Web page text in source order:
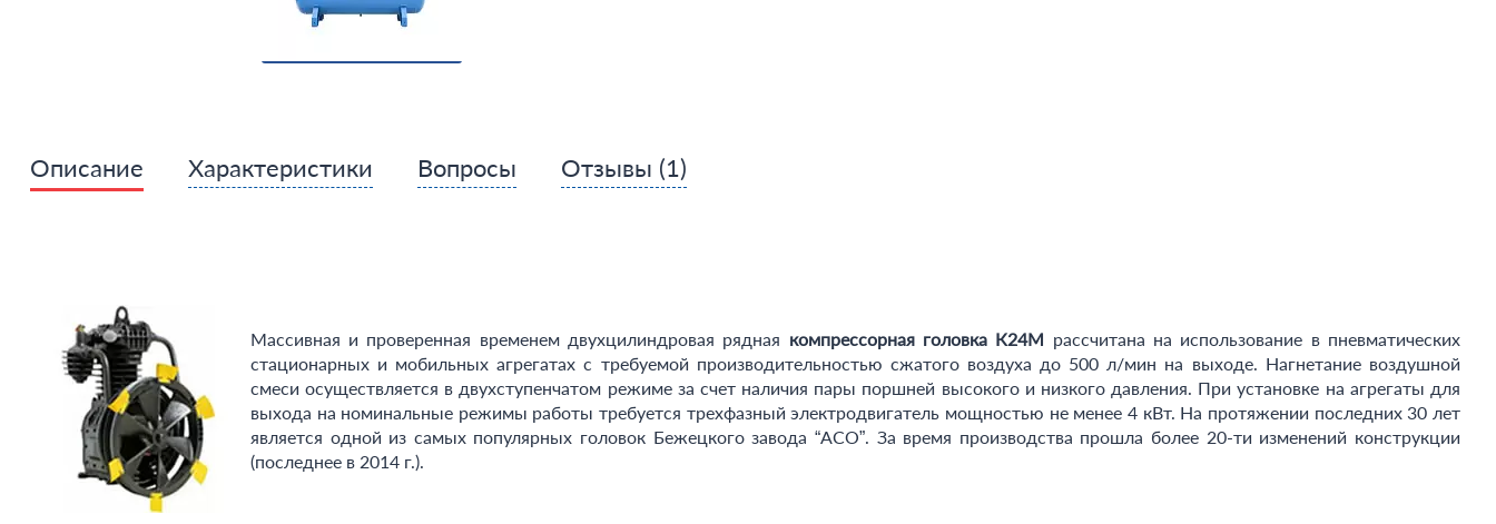
Описание Характеристики Вопросы Отзывы (1)
Массивная и проверенная временем двухцилиндровая рядная компрессорная головка К24М рассчитана на использование в пневматических
стационарных и мобильных агрегатах с требуемой производительностью сжатого воздуха до 500 л/мин на выходе. Нагнетание воздушной
смеси осуществляется в двухступенчатом режиме за счет наличия пары поршней высокого и низкого давления. При установке на агрегаты для
выхода на номинальные режимы работы требуется трехфазный электродвигатель мощностью не менее 4 кВт. На протяжении последних 30 лет
является одной из самых популярных головок Бежецкого завода “АСО”. За время производства прошла более 20-ти изменений конструкции
(последнее в 2014 г.).